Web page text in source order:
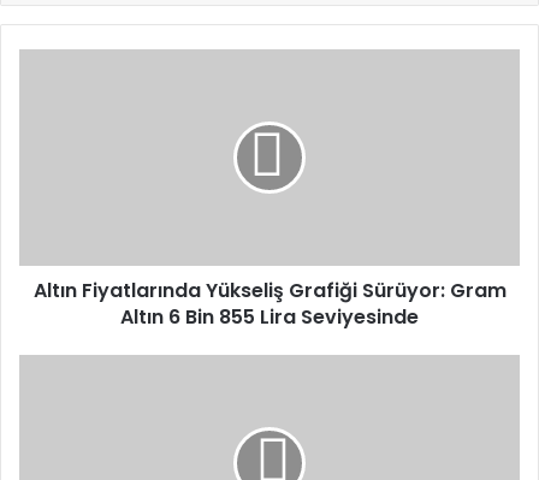
Bin
855
Altın Fiyatlarında Yükseliş Grafiği Sürüyor: Gram
Altın 6 Bin 855 Lira Seviyesinde